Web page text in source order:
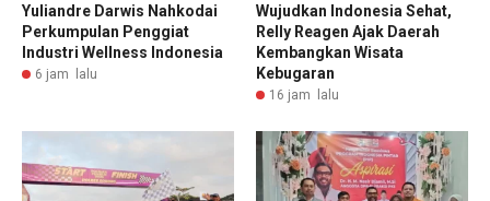
Yuliandre Darwis Nahkodai
Perkumpulan Penggiat
Industri Wellness Indonesia
6 jam lalu
Wujudkan Indonesia Sehat,
Relly Reagen Ajak Daerah
Kembangkan Wisata
Kebugaran
16 jam lalu